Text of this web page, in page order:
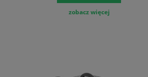
zobacz więcej